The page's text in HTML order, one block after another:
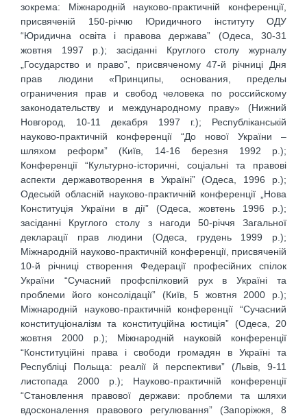
зокрема: Міжнародній науково-практичній конференції,
присвяченій 150-річчю Юридичного інституту ОДУ
“Юридична освіта і правова держава” (Одеса, 30-31
жовтня 1997 р.); засіданні Круглого столу журналу
„Государство и право”, присвяченому 47-й річниці Дня
прав людини «Принципы, основания, пределы
ограничения прав и свобод человека по российскому
законодательству и международному праву» (Нижний
Новгород, 10-11 декабря 1997 г.); Республіканській
науково-практичній конференції “До нової України –
шляхом реформ” (Київ, 14-16 березня 1992 р.);
Конференції “Культурно-історичні, соціальні та правові
аспекти державотворення в Україні” (Одеса, 1996 р.);
Одеській обласній науково-практичній конференції „Нова
Конституція України в дії” (Одеса, жовтень 1996 р.);
засіданні Круглого столу з нагоди 50-річчя Загальної
декларації прав людини (Одеса, грудень 1999 р.);
Міжнародній науково-практичній конференції, присвяченій
10-й річниці створення Федерації професійних спілок
України “Сучасний профспілковий рух в Україні та
проблеми його консолідації” (Київ, 5 жовтня 2000 р.);
Міжнародній науково-практичній конференції “Сучасний
конституціоналізм та конституційна юстиція” (Одеса, 20
жовтня 2000 р.); Міжнародній науковій конференції
“Конституційні права і свободи громадян в Україні та
Республіці Польща: реалії й перспективи” (Львів, 9-11
листопада 2000 р.); Науково-практичній конференції
“Становлення правової держави: проблеми та шляхи
вдосконалення правового регулювання” (Запоріжжя, 8